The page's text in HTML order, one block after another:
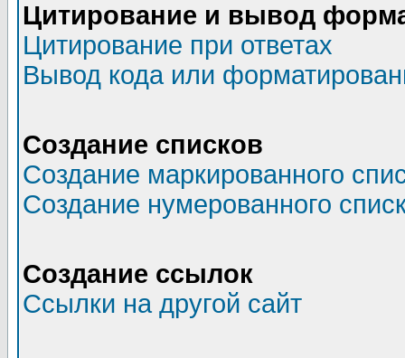
Цитирование и вывод
Цитирование при ответах
Вывод кода или
Создание списков
Создание маркированного
Создание нумерованного
Создание ссылок
Ссылки на другой сайт